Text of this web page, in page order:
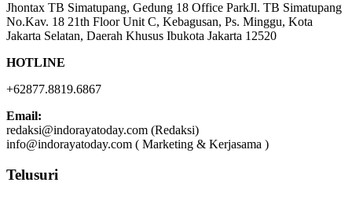
Jhontax TB Simatupang, Gedung 18 Office ParkJl. TB Simatupang
No.Kav. 18 21th Floor Unit C, Kebagusan, Ps. Minggu, Kota
Jakarta Selatan, Daerah Khusus Ibukota Jakarta 12520
HOTLINE
+62877.8819.6867
Email:
redaksi@indorayatoday.com (Redaksi)
info@indorayatoday.com ( Marketing & Kerjasama )
Telusuri